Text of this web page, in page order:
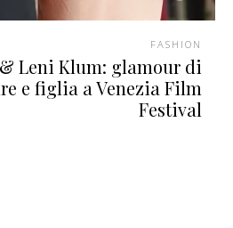
FASHION
Leni Klum: glamour di
e figlia a Venezia Film
Festival